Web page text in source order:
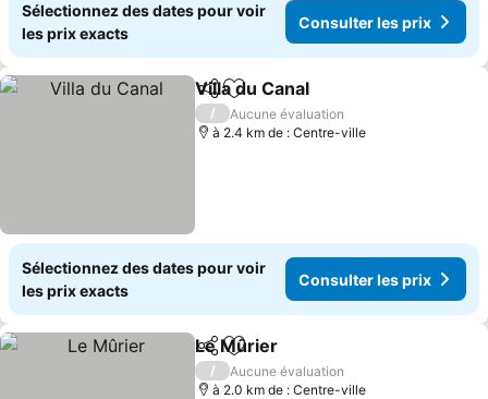
Sélectionnez des dates pour voir
les prix exacts
Consulter les prix
PartagerAjouter à mes favoris
Villa du Canal
/
Aucune évaluation
à 2.4 km de : Centre-ville
Sélectionnez des dates pour voir
les prix exacts
Consulter les prix
PartagerAjouter à mes favoris
Le Mûrier
/
Aucune évaluation
à 2.0 km de : Centre-ville